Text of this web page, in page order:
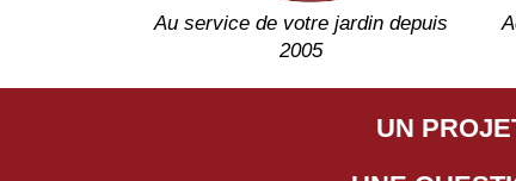
Au service de votre jardin depuis
2005
UN